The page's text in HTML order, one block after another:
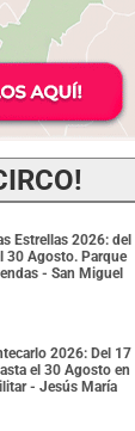
Estrellas 2026: del
30 Agosto. Parque
- San Miguel
2026: Del 17
el 30 Agosto en
- Jesús María